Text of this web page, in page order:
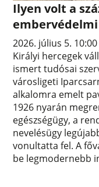
Ilyen volt a
2026. július 5. 10:00
Királyi hercegek
ismert tudósai
városligeti
alkalomra emelt
1926 nyarán
egészségügy, a
nevelésügy
vonultatta fel. A
be legmodernebb